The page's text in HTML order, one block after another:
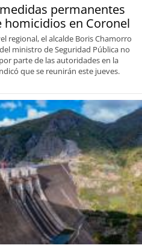
permanentes
homicidios en Coronel
regional, el alcalde Boris Chamorro
ministro de Seguridad Pública no
parte de las autoridades en la
que se reunirán este jueves.